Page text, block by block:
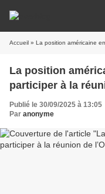
Accueil » La position américaine
La position
participer à la
Publié le 30/09/2025 à 13:05
Par anonyme